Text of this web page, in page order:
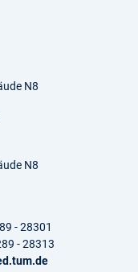
N8
N8
- 28301
- 28313